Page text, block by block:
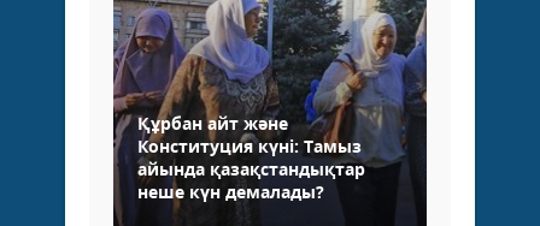
Құрбан айт және
Конституция күні: Тамыз
айында қазақстандықтар
неше күн демалады?